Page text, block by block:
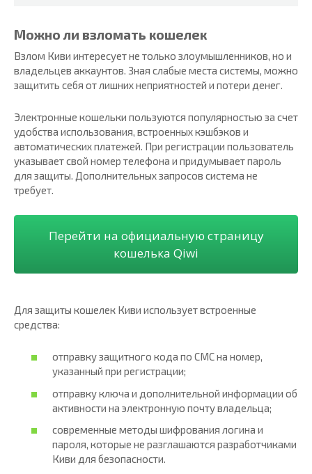
Можно ли взломать кошелек
Взлом Киви интересует не только злоумышленников, но и
владельцев аккаунтов. Зная слабые места системы, можно
защитить себя от лишних неприятностей и потери денег.
Электронные кошельки пользуются популярностью за счет
удобства использования, встроенных кэшбэков и
автоматических платежей. При регистрации пользователь
указывает свой номер телефона и придумывает пароль
для защиты. Дополнительных запросов система не
требует.
Перейти на официальную страницу
кошелька Qiwi
Для защиты кошелек Киви использует встроенные
средства:
отправку защитного кода по СМС на номер,
указанный при регистрации;
отправку ключа и дополнительной информации об
активности на электронную почту владельца;
современные методы шифрования логина и
пароля, которые не разглашаются разработчиками
Киви для безопасности.